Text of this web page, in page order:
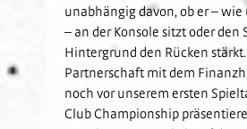
unabhängig davon, ob er – wie
– an der Konsole sitzt oder den
Hintergrund den Rücken
Partnerschaft mit dem
noch vor unserem ersten
Club Championship